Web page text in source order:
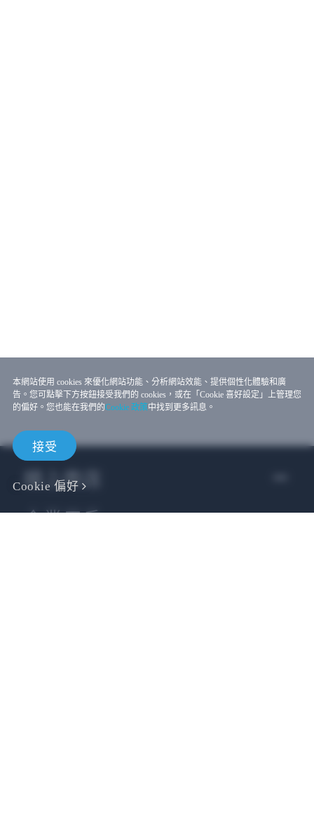
本網站使用 cookies 來優化網站功能、分析網站效能、提供個性化體驗和廣
告。您可點擊下方按鈕接受我們的 cookies，或在「Cookie 喜好設定」上管理您
的偏好。您也能在我們的Cookie 政策中找到更多訊息。
接受
Cookie 偏好
線上商店
企業用戶